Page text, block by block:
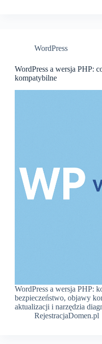
WordPress
WordPress a wersja PHP:
kompatybilne
WordPress a wersja PHP:
bezpieczeństwo, objawy
aktualizacji i narzędzia
RejestracjaDomen.pl